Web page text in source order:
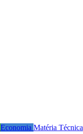
Economia Matéria Técnica